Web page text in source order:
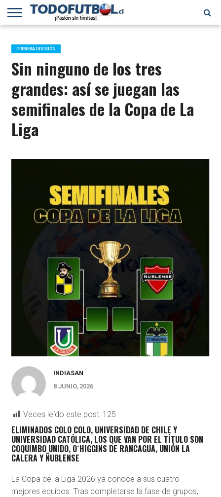
PRIMERA
B
SELECCIÓN
CHILENA
CHILENOS
EN EL
MUNDO
FÚTBOL
INTERNACIONAL
PRIMERA DIVISIÓN
Sin ninguno de los tres
grandes: así se juegan las
semifinales de la Copa de La
Liga
INDIASAN
8 JUNIO, 2026
Veces leído este post: 125
ELIMINADOS COLO COLO, UNIVERSIDAD DE CHILE Y
UNIVERSIDAD CATÓLICA, LOS QUE VAN POR EL TÍTULO SON
COQUIMBO UNIDO, O´HIGGINS DE RANCAGUA, UNIÓN LA
CALERA Y ÑUBLENSE
La Copa de la Liga 2026 ya conoce a sus cuatro
mejores equipos. Tras completarse la fase de grupos,